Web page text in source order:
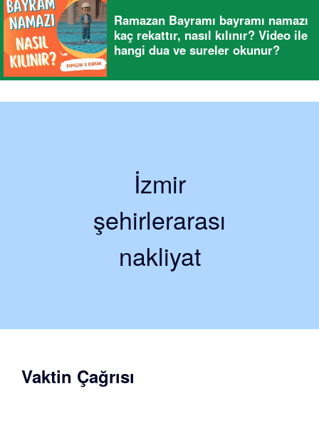
Ramazan Bayramı bayramı namazı
kaç rekattır, nasıl kılınır? Video ile
hangi dua ve sureler okunur?
İzmir
şehirlerarası
nakliyat
Vaktin Çağrısı